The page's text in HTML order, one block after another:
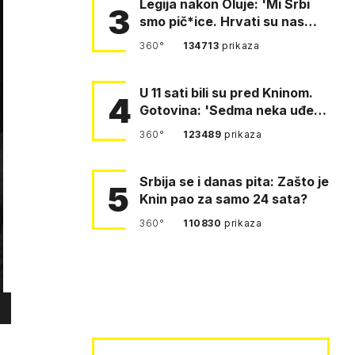
3
Legija nakon Oluje: 'Mi Srbi
smo pič*ice. Hrvati su nas
pomeli!'
360° 134713prikaza
4 U 11 sati bili su pred Kninom.
Gotovina: 'Sedma neka uđe,
4. gardijska neka g…
360° 123489prikaza
5
Srbija se i danas pita: Zašto je
Knin pao za samo 24 sata?
360° 110830prikaza